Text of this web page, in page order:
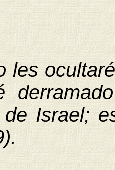
les
de Israel;